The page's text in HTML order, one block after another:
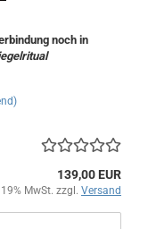
noch in
139,00 EUR
MwSt. zzgl. Versand